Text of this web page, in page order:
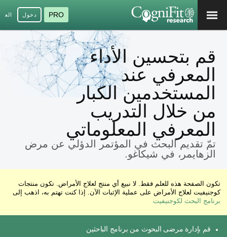
PRO دخول
قم بتحسين الأداء
المعرفي عند
المستخدمين الكبار
من خلال التدريب
المعرفي المعلوماتي
تمّ تقديم البحث في المؤتمر الدؤلي عن مرض
الزهايمر، في شيكاغو.
تكون الصفحة هذه للعلم فقط. لا نبيع أي منتج لعلاج الأمراض. تكون منتجات
كوجنيفيت لعلاج الأمراض على عملية الإثبات الآن. إذا كنت تهتم به، اذهب إلى
برنامج البحث لكوجنيفيت
قم بإدارة مرضى البحوث من برنامج الباحثين